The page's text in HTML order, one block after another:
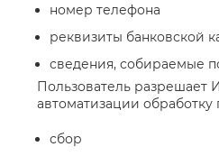
номер телефона
реквизиты банковской
сведения, собираемые
Пользователь разрешает
автоматизации
сбор